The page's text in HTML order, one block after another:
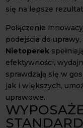
się na lepsze
Połączenie
podejścia do uprawy,
Nietoperek
efektywności,
sprawdzają się w
jak i większych,
uprawowe.